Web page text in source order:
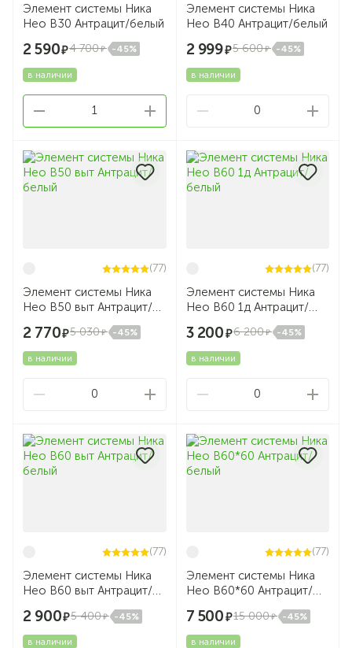
Элемент системы Ника
Нео В30 Антрацит/белый
2 590 4 700 -45%
в наличии
1
Элемент системы Ника
Нео В40 Антрацит/белый
2 999 5 600 -45%
в наличии
0
(77)
Элемент системы Ника
Нео В50 выт Антрацит/
2 770 5 030 -45%
в наличии
0
(77)
Элемент системы Ника
Нео В60 1д Антрацит/
3 200 6 200 -45%
в наличии
0
(77)
Элемент системы Ника
Нео В60 выт Антрацит/
2 900 5 400 -45%
в наличии
(77)
Элемент системы Ника
Нео В60*60 Антрацит/
7 500 15 000 -45%
в наличии